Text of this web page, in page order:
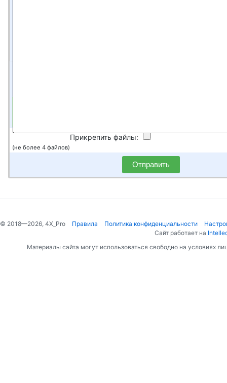
Прикрепить файлы:
(не более 4 файлов)
Отправить
© 2018—2026, 4X_Pro Правила Политика конфиденциальности
Сайт работает на
Материалы сайта могут использоваться свободно на условиях